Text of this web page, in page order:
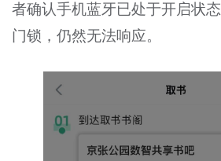
者确认手机蓝牙已处于开启状
门锁，仍然无法响应。